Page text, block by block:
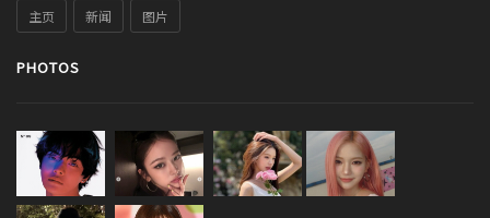
主页 新闻 图片
PHOTOS